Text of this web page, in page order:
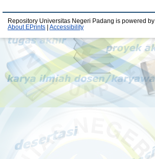
Repository Universitas Negeri Padang is powered by
About EPrints
Accessibility